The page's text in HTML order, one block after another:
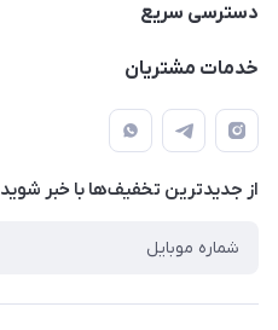
021-91301521
info@technodarvish.com
خیابان فاطمی ، بعد از کاج ، پلاک 103
دسترسی سریع
حساب کاربری
لیست محصولات
درباره ما
خدمات مشتریان
شرایط گارانتی
حریم خصوصی
از جدید‌ترین تخفیف‌ها با‌ خبر شوید